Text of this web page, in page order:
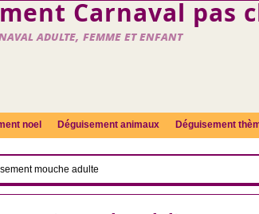
Carnaval pas
adulte, femme et enfant
noel Déguisement animaux Déguisement
mouche adulte